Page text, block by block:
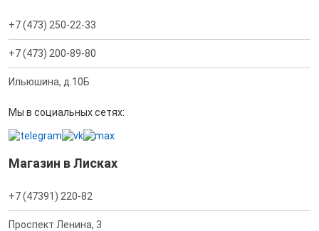
+7 (473) 250-22-33
+7 (473) 200-89-80
Ильюшина, д.10Б
Мы в социальных сетях:
Магазин в Лисках
+7 (47391) 220-82
Проспект Ленина, 3